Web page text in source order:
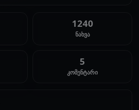
1240
ნახვა
5
კომენტარი